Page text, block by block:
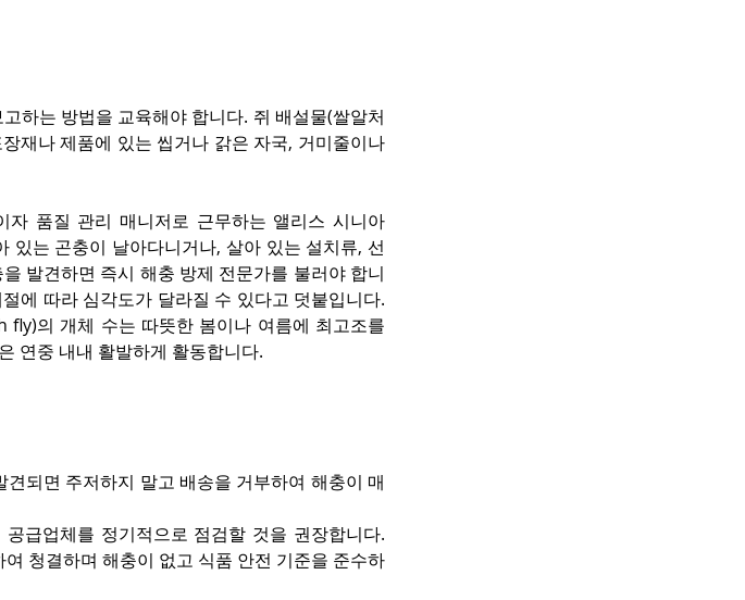
하는 방법을 교육해야 합니다. 쥐 배설물(쌀알처
재나 제품에 있는 씹거나 갉은 자국, 거미줄이나
자 품질 관리 매니저로 근무하는 앨리스 시니아
있는 곤충이 날아다니거나, 살아 있는 설치류, 선
발견하면 즉시 해충 방제 전문가를 불러야 합니
에 따라 심각도가 달라질 수 있다고 덧붙입니다.
의 개체 수는 따뜻한 봄이나 여름에 최고조를
연중 내내 활발하게 활동합니다.
되면 주저하지 말고 배송을 거부하여 해충이 매
급업체를 정기적으로 점검할 것을 권장합니다.
청결하며 해충이 없고 식품 안전 기준을 준수하